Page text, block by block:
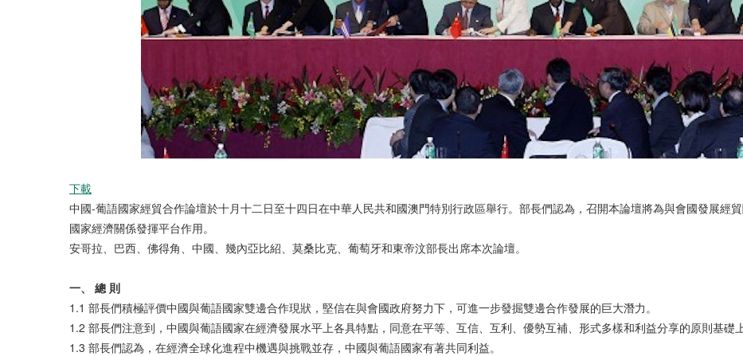
下載
中國-葡語國家經貿合作論壇於十月十二日至十四日在中華人民共和國澳門特別行政區舉行。部長們認為，召開本論壇將為與會國發展經
國家經濟關係發揮平台作用。
安哥拉、巴西、佛得角、中國、幾內亞比紹、莫桑比克、葡萄牙和東帝汶部長出席本次論壇。
一、 總 則
1.1 部長們積極評價中國與葡語國家雙邊合作現狀，堅信在與會國政府努力下，可進一步發掘雙邊合作發展的巨大潛力。
1.2 部長們注意到，中國與葡語國家在經濟發展水平上各具特點，同意在平等、互信、互利、優勢互補、形式多樣和利益分享的原則基礎
1.3 部長們認為，在經濟全球化進程中機遇與挑戰並存，中國與葡語國家有著共同利益。